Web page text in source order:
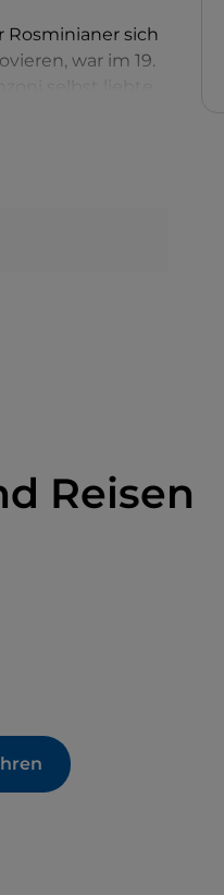
Rosminianer sich
war im 19.
Jahre mit
und eine
Reisen